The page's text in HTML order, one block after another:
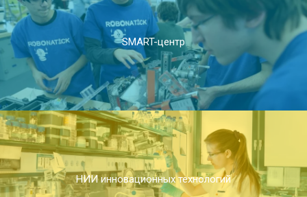
SMART-центр
НИИ инновационных технологий